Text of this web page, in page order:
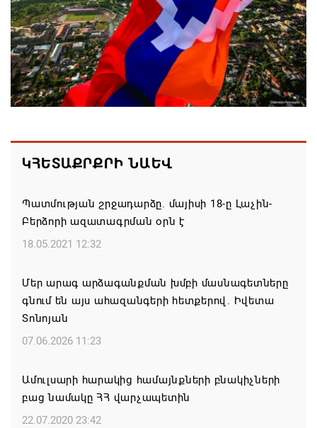
07.08.2026 16:43
Հայ ժողովուրդն է ընտրում Հայոց Հայրապետին և
հեռացնելու ընթացակարգ չկա
07.08.2026 16:39
նիստը կանցկացվի դռնփակ
07.08.2026 16:34
ՀՐԱՎԻՐՈՒՄ ԵՆՔ ՄԻԱՍԻՆ ՆՇԵԼՈՒ ՏԱՇՏՈՒՆ
ԲՆԱԿԱՎԱՅՐԻ ՕՐԸ
07.08.2026 16:21
Կապան համայնքի ղեկավար Գևորգ Փարսյանի
նախաձեռնությամբ ճանապարհաշինական
մեծածավալ աշխատանքներ՝ գյուղական
բնակավայրերում
Ռուսաստանի բանակը «Իսկանդերով» հարվածել է
ուկրաինական գնացքին
ԿՀԵՏԱՔՐՔՐԻ ՆԱԵՎ
Պատմության շրջադարձը. մայիսի 18-ը Լաչին-
Բերձորի ազատագրման օրն է
18.05.2021 12:32
Մեր արագ արձագանքման խմբի մասնագետները
գնում են այս ահազանգերի հետքերով. Իվետա
Տոնոյան
07.06.2026 11:23
Ամուլսարի հարակից համայնքների բնակիչների
բաց նամակը ՀՀ վարչապետին
22.07.2020 23:42